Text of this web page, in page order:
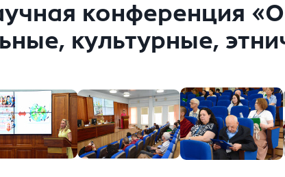
конференция
культурные,